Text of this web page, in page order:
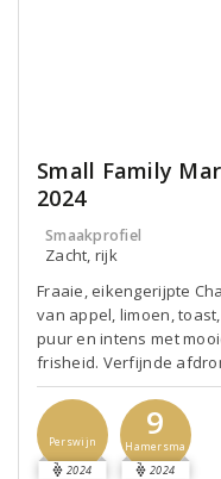
Small Family
2024
Smaakprofiel
Zacht, rijk
Fraaie, eikengerijpte
van appel, limoen,
puur en intens met
frisheid. Verfijnde
Perswijn
2024
9
Hamersma
2024